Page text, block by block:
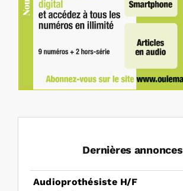
Dernières annonces
Audioprothésiste H/F